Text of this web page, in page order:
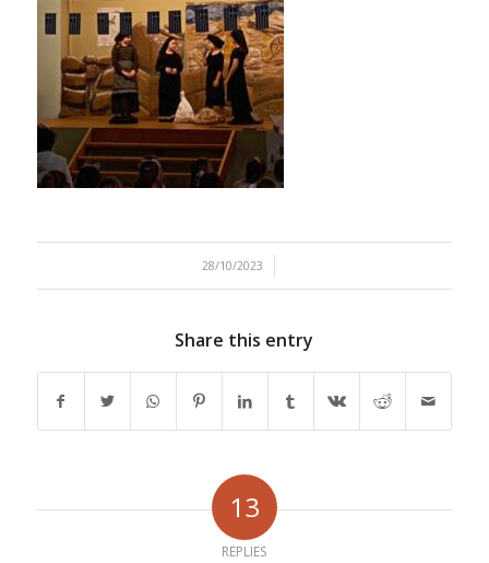
28/10/2023
/
Share this entry
13
REPLIES